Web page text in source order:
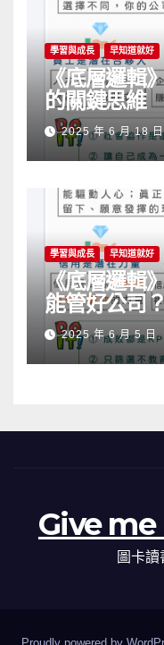
學習與成長 早知道就好
《底層邏輯
的關鍵思維
2025 年 6 月 18
學習與成長 早知道就好
《底層邏輯
能管好公司
2025 年 6 月 5 日
Give me
圖卡